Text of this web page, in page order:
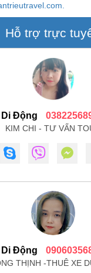
Hỗ trợ trực
Di Động
KIM CHI - TƯ VẤN
Di Động
THỊNH -THUÊ XE